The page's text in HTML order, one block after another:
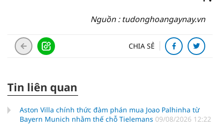
Nguồn : tudonghoangaynay.vn
CHIA SẺ
Tin liên quan
Aston Villa chính thức đàm phán mua Joao Palhinha từ
Bayern Munich nhằm thế chỗ Tielemans 09/08/2026 12:22